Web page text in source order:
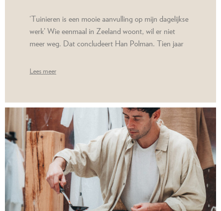
‘Tuinieren is een mooie aanvulling op mijn dagelijkse
werk’ Wie eenmaal in Zeeland woont, wil er niet
meer weg. Dat concludeert Han Polman. Tien jaar
Lees meer